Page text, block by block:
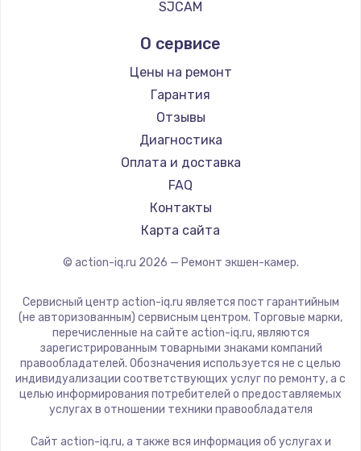
SJCAM
О сервисе
Цены на ремонт
Гарантия
Отзывы
Диагностика
Оплата и доставка
FAQ
Контакты
Карта сайта
© action-iq.ru 2026 — Ремонт экшен-камер.
Сервисный центр action-iq.ru является пост гарантийным
(не авторизованным) сервисным центром. Торговые марки,
перечисленные на сайте action-iq.ru, являются
зарегистрированным товарными знаками компаний
правообладателей. Обозначения используется не с целью
индивидуализации соответствующих услуг по ремонту, а с
целью информирования потребителей о предоставляемых
услугах в отношении техники правообладателя
Сайт action-iq.ru, а также вся информация об услугах и